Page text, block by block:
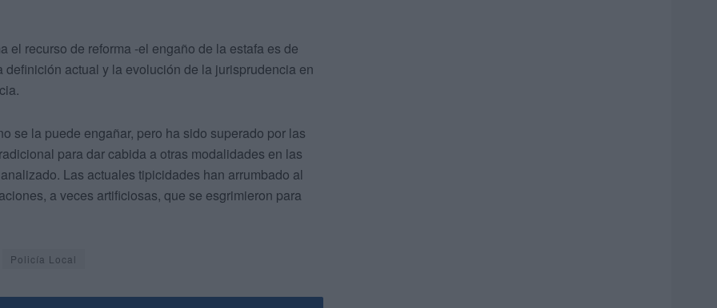
el recurso de reforma -el engaño de la estafa es de
actual y la evolución de la jurisprudencia en
se la puede engañar, pero ha sido superado por las
para dar cabida a otras modalidades en las
Las actuales tipicidades han arrumbado al
a veces artificiosas, que se esgrimieron para
Policía Local